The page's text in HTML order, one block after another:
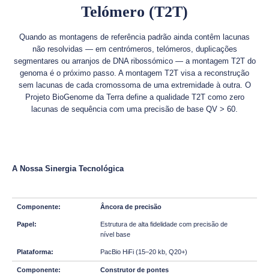
Telómero (T2T)
Quando as montagens de referência padrão ainda contêm lacunas
não resolvidas — em centrómeros, telómeros, duplicações
segmentares ou arranjos de DNA ribossómico — a montagem T2T do
genoma é o próximo passo. A montagem T2T visa a reconstrução
sem lacunas de cada cromossoma de uma extremidade à outra. O
Projeto BioGenome da Terra define a qualidade T2T como zero
lacunas de sequência com uma precisão de base QV > 60.
A Nossa Sinergia Tecnológica
Âncora de precisão
Estrutura de alta fidelidade com precisão de
nível base
PacBio HiFi (15–20 kb, Q20+)
Construtor de pontes